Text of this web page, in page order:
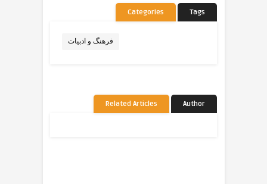
Categories Tags
فرهنگ و ادبیات
Related Articles Author